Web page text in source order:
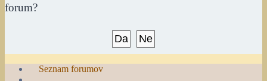
forum?
Seznam forumov